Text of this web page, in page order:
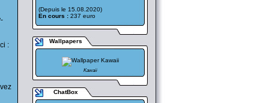
:
(Depuis le 15.08.2020)
En cours : 237 euro
Wallpapers
Kawaii
ChatBox